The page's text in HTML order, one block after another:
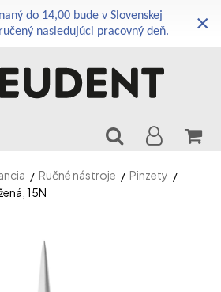
do 14,00 bude v Slovenskej
nasledujúci pracovný deň.
×
Ručné nástroje
Pinzety
15N